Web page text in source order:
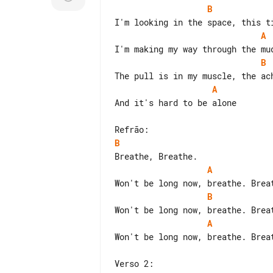
B
A
B
A
And it's hard to be alone
B
A
B
A
Won't be long now, breathe.